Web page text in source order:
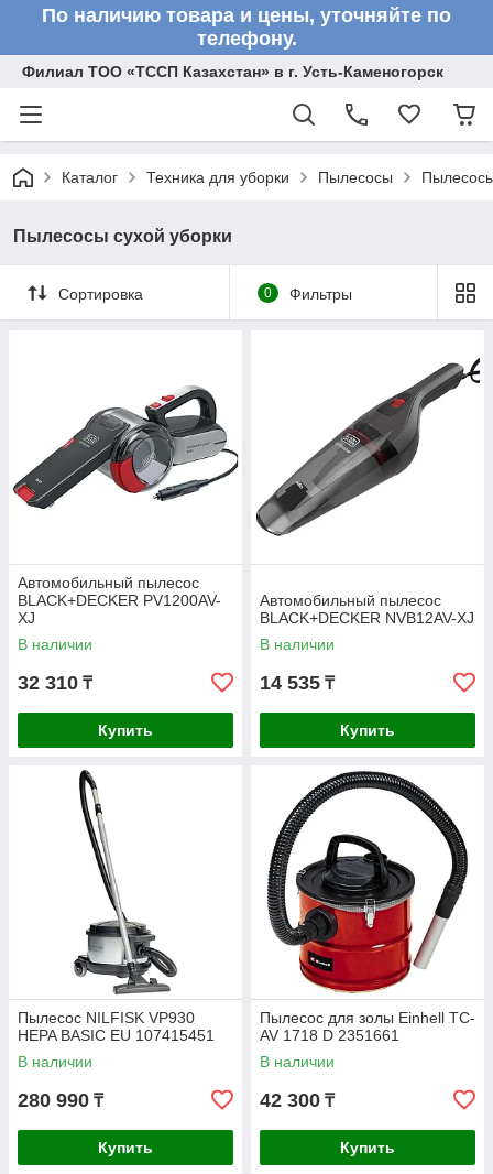
По наличию товара и цены, уточняйте по
телефону.
Филиал ТОО «ТССП Казахстан» в г. Усть-Каменогорск
Каталог Техника для уборки Пылесосы
Пылесосы сухой уборки
Сортировка 0 Фильтры
Автомобильный пылесос
BLACK+DECKER PV1200AV-
XJ
В наличии
32 310 ₸
Купить
Автомобильный пылесос
BLACK+DECKER NVB12AV-XJ
В наличии
14 535 ₸
Купить
Пылесос NILFISK VP930
HEPA BASIC EU 107415451
В наличии
280 990 ₸
Купить
Пылесос для золы Einhell TC-
AV 1718 D 2351661
В наличии
42 300 ₸
Купить